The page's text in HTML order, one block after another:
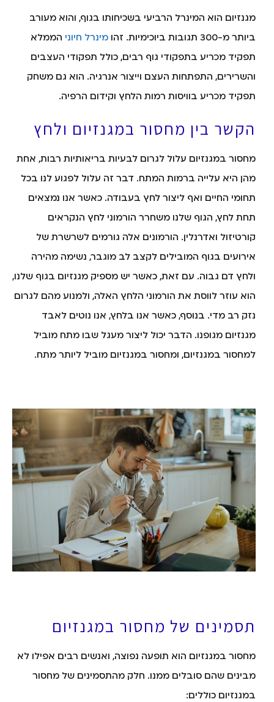
מגנזיום הוא המינרל הרביעי בשכיחותו בגוף, והוא מעורב
ביותר מ-300 תגובות ביוכימיות. זהו
מינרל חיוני הממלא
תפקיד מכריע בתפקודי גוף רבים, כולל תפקודי העצבים
והשרירים, התפתחות העצם וייצור אנרגיה. הוא גם משחק
תפקיד מכריע בוויסות רמות הלחץ וקידום הרפיה.
הקשר בין מחסור במגנזיום ולחץ
מחסור במגנזיום עלול לגרום לבעיות בריאותיות רבות, אחת
מהן היא עלייה ברמות המתח. דבר זה עלול לפגוע לנו בכל
תחומי החיים ואף ליצור לחץ בעבודה. כאשר אנו נמצאים
תחת לחץ, הגוף שלנו משחרר הורמוני לחץ הנקראים
קורטיזול ואדרנלין. הורמונים אלה גורמים לשרשרת של
אירועים בגוף המובילים לקצב לב מוגבר, נשימה מהירה
ולחץ דם גבוה. עם זאת, כאשר יש מספיק מגנזיום בגוף שלנו,
הוא עוזר לווסת את הורמוני הלחץ האלה, ולמנוע מהם לגרום
נזק רב מדי. בנוסף, כאשר אנו בלחץ, אנו נוטים לאבד
מגנזיום מגופנו. הדבר יכול ליצור מעגל שבו מתח מוביל
למחסור במגנזיום, ומחסור במגנזיום מוביל ליותר מתח.
תסמינים של מחסור במגנזיום
מחסור במגנזיום הוא תופעה נפוצה, ואנשים רבים אפילו לא
מבינים שהם סובלים ממנו. חלק מהתסמינים של מחסור
במגנזיום כוללים: